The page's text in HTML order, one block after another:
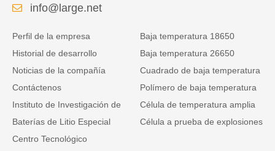
info@large.net
Perfil de la empresa
Historial de desarrollo
Noticias de la compañía
Contáctenos
Instituto de Investigación de
Baterías de Litio Especial
Centro Tecnológico
Baja temperatura 18650
Baja temperatura 26650
Cuadrado de baja temperatura
Polímero de baja temperatura
Célula de temperatura amplia
Célula a prueba de explosiones